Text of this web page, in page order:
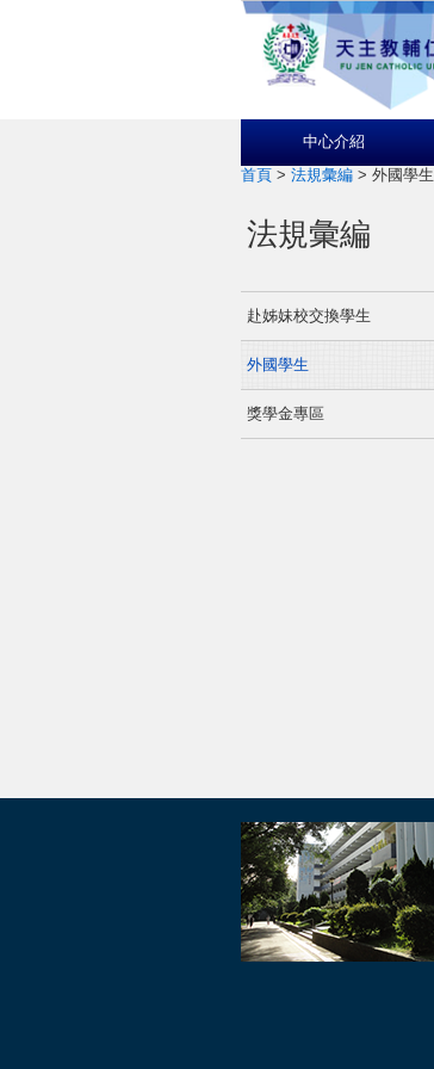
中心介紹
首頁 > 法規彙編 > 外國學生
法規彙編
赴姊妹校交換學生
外國學生
獎學金專區